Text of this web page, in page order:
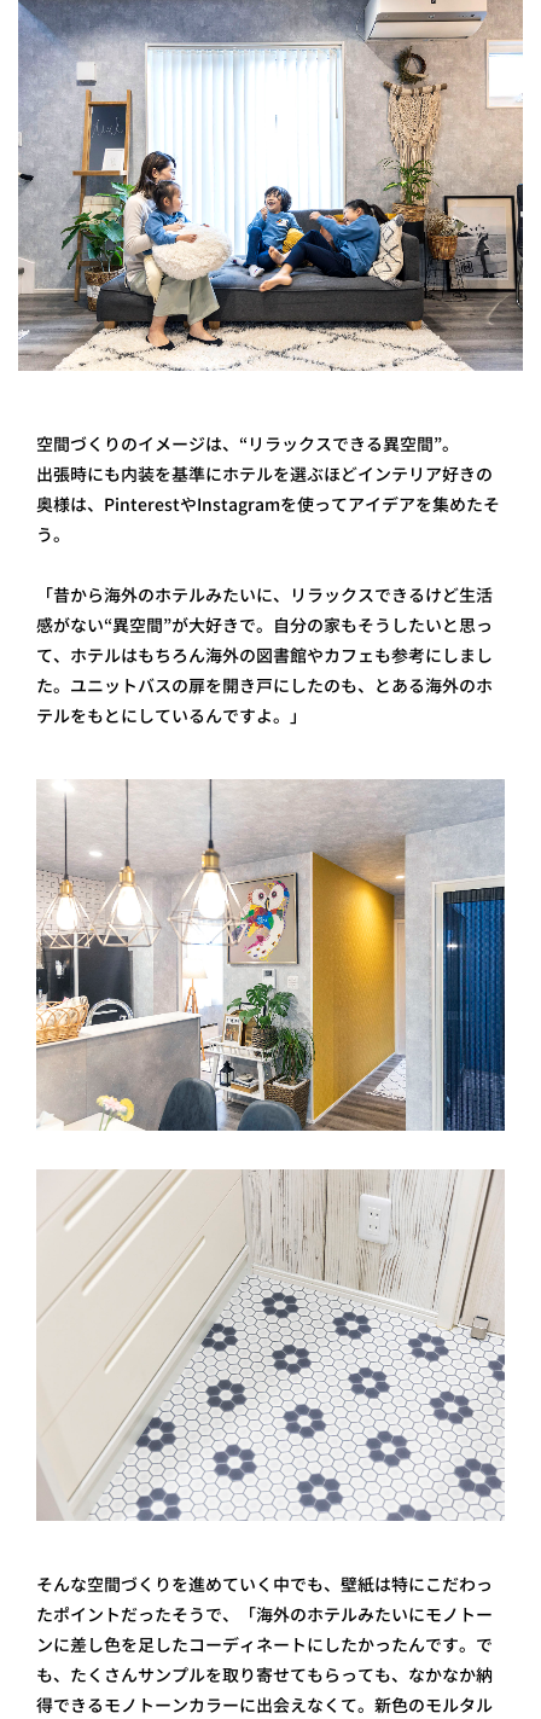
空間づくりのイメージは、“リラックスできる異空間”。
出張時にも内装を基準にホテルを選ぶほどインテリア好きの
奥様は、Pinteres tやInstagramを使ってアイデアを集めたそ
う。
「昔から海外のホテルみたいに、リラックスできるけど生活
感がない“異空間”が大好きで。自分の家もそうしたいと思っ
て、ホテルはもちろん海外の図書館やカフェも参考にしまし
た。ユニットバスの扉を開き戸にしたのも、とある海外のホ
テルをもとにしているんですよ。」
そんな空間づくりを進めていく中でも、壁紙は特にこだわっ
たポイントだったそうで、「海外のホテルみたいにモノトー
ンに差し色を足したコーディネートにしたかったんです。で
も、たくさんサンプルを取り寄せてもらっても、なかなか納
得できるモノトーンカラーに出会えなくて。新色のモルタル